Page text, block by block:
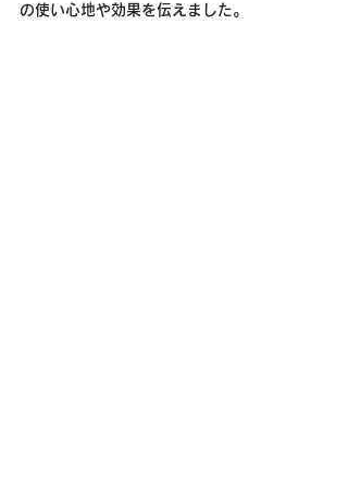
の使い心地や効果を伝えました。